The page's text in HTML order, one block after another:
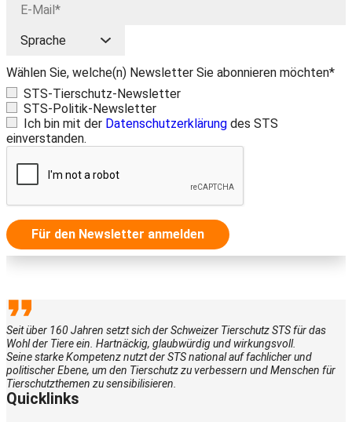
Wählen Sie, welche(n) Newsletter Sie abonnieren möchten*
STS-Tierschutz-Newsletter
STS-Politik-Newsletter
Ich bin mit der Datenschutzerklärung des STS
einverstanden.
Für den Newsletter anmelden
Seit über 160 Jahren setzt sich der Schweizer Tierschutz STS für das
Wohl der Tiere ein. Hartnäckig, glaubwürdig und wirkungsvoll.
Seine starke Kompetenz nutzt der STS national auf fachlicher und
politischer Ebene, um den Tierschutz zu verbessern und Menschen für
Tierschutzthemen zu sensibilisieren.
Quicklinks